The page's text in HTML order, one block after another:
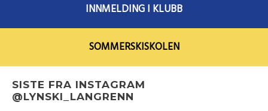
INNMELDING I KLUBB
SOMMERSKISKOLEN
SISTE FRA INSTAGRAM
@LYNSKI_LANGRENN